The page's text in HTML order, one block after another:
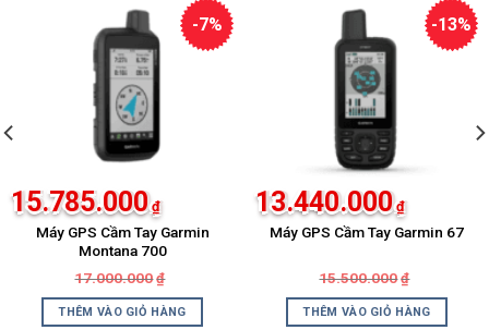
-7%
Máy GPS Cầm Tay Garmin
Montana 700
17.000.000 ₫
là:
17.000.000₫.
15.785.000 ₫
tại
là:
THÊM VÀO GIỎ HÀNG
-13%
Máy GPS Cầm Tay Garmin 67
15.500.000 ₫
là:
13.440.000 ₫
tại
là:
THÊM VÀO GIỎ HÀNG